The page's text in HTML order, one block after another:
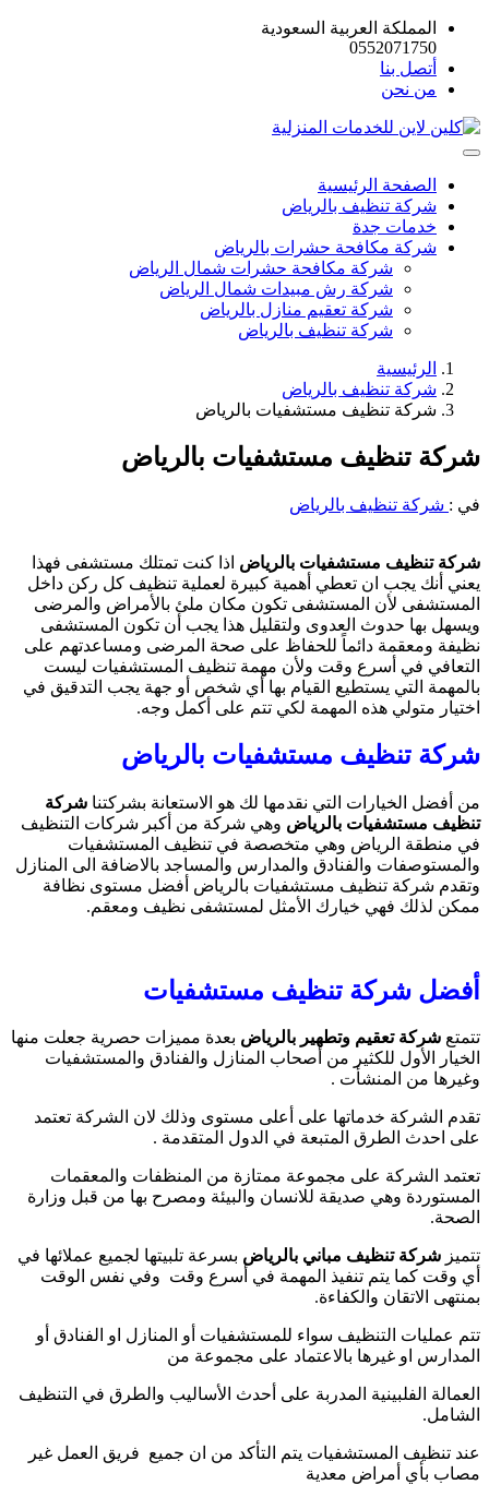
المملكة العربية السعودية
0552071750
أتصل بنا
من نحن
الصفحة الرئيسية
شركة تنظيف بالرياض
خدمات جدة
شركة مكافحة حشرات بالرياض
شركة مكافحة حشرات شمال الرياض
شركة رش مبيدات شمال الرياض
شركة تعقيم منازل بالرياض
شركة تنظيف بالرياض
الرئيسية
شركة تنظيف بالرياض
شركة تنظيف مستشفيات بالرياض
شركة تنظيف مستشفيات بالرياض
في : شركة تنظيف بالرياض
شركة تنظيف مستشفيات بالرياض اذا كنت تمتلك مستشفى فهذا
يعني أنك يجب ان تعطي أهمية كبيرة لعملية تنظيف كل ركن داخل
المستشفى لأن المستشفى تكون مكان ملئ بالأمراض والمرضى
ويسهل بها حدوث العدوى ولتقليل هذا يجب أن تكون المستشفى
نظيفة ومعقمة دائماً للحفاظ على صحة المرضى ومساعدتهم على
التعافي في أسرع وقت ولأن مهمة تنظيف المستشفيات ليست
بالمهمة التي يستطيع القيام بها أي شخص أو جهة يجب التدقيق في
اختيار متولي هذه المهمة لكي تتم على أكمل وجه.
شركة تنظيف مستشفيات بالرياض
من أفضل الخيارات التي نقدمها لك هو الاستعانة بشركتنا شركة
تنظيف مستشفيات بالرياض وهي شركة من أكبر شركات التنظيف
في منطقة الرياض وهي متخصصة في تنظيف المستشفيات
والمستوصفات والفنادق والمدارس والمساجد بالاضافة الى المنازل
وتقدم شركة تنظيف مستشفيات بالرياض أفضل مستوى نظافة
ممكن لذلك فهي خيارك الأمثل لمستشفى نظيف ومعقم.
أفضل شركة تنظيف مستشفيات
تتمتع شركة تعقيم وتطهير بالرياض بعدة مميزات حصرية جعلت منها
الخيار الأول للكثير من أصحاب المنازل والفنادق والمستشفيات
وغيرها من المنشأت .
تقدم الشركة خدماتها على أعلى مستوى وذلك لان الشركة تعتمد
على احدث الطرق المتبعة في الدول المتقدمة .
تعتمد الشركة على مجموعة ممتازة من المنظفات والمعقمات
المستوردة وهي صديقة للانسان والبيئة ومصرح بها من قبل وزارة
الصحة.
تتميز شركة تنظيف مباني بالرياض بسرعة تلبيتها لجميع عملائها في
أي وقت كما يتم تنفيذ المهمة في أسرع وقت وفي نفس الوقت
بمنتهى الاتقان والكفاءة.
تتم عمليات التنظيف سواء للمستشفيات أو المنازل او الفنادق أو
المدارس او غيرها بالاعتماد على مجموعة من
العمالة الفلبينية المدربة على أحدث الأساليب والطرق في التنظيف
الشامل.
عند تنظيف المستشفيات يتم التأكد من ان جميع فريق العمل غير
مصاب بأي أمراض معدية